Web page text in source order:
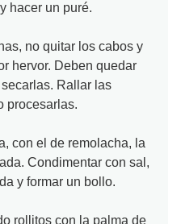
hacer un puré.
no quitar los cabos y
hervor. Deben quedar
Rallar las
procesarlas.
con el de remolacha, la
Condimentar con sal,
y formar un bollo.
rollitos con la palma de